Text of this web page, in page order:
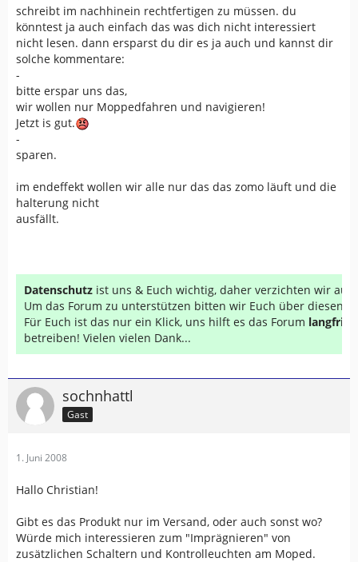
schreibt im nachhinein rechtfertigen zu müssen. du
könntest ja auch einfach das was dich nicht interessiert
nicht lesen. dann ersparst du dir es ja auch und kannst dir
solche kommentare:
-
bitte erspar uns das,
wir wollen nur Moppedfahren und navigieren!
Jetzt is gut.
-
sparen.
im endeffekt wollen wir alle nur das das zomo läuft und die
halterung nicht
ausfällt.
Datenschutz ist uns & Euch wichtig, daher verzichten wir auf
Um das Forum zu unterstützen bitten wir Euch über diesen
Für Euch ist das nur ein Klick, uns hilft es das Forum
betreiben! Vielen vielen Dank...
sochnhattl
Gast
1. Juni 2008
Hallo Christian!
Gibt es das Produkt nur im Versand, oder auch sonst wo?
Würde mich interessieren zum "Imprägnieren" von
zusätzlichen Schaltern und Kontrolleuchten am Moped.